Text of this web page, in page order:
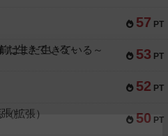
57 PT
53 PT
はまだ生きている～
52 PT
50 PT
拡張）